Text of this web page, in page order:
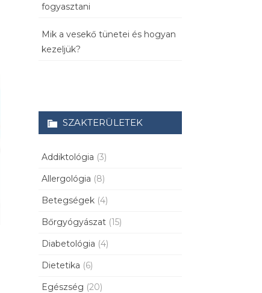
fogyasztani
Mik a vesekő tünetei és hogyan
kezeljük?
SZAKTERÜLETEK
Addiktológia (3)
Allergológia (8)
Betegségek (4)
Bőrgyógyászat (15)
Diabetológia (4)
Dietetika (6)
Egészség (20)